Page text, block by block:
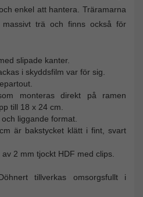
enkel att hantera. Träramarna
trä och finns också för
slipade kanter.
i skyddsfilm var för sig.
monteras direkt på ramen
till 18 x 24 cm.
liggande format.
är bakstycket klätt i fint, svart
2 mm tjockt HDF med clips.
tillverkas omsorgsfullt i